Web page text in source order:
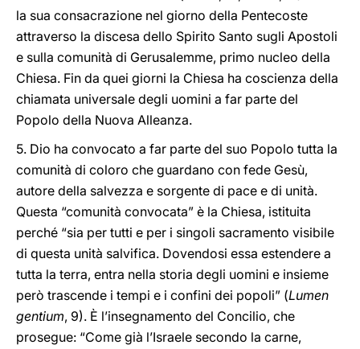
la sua consacrazione nel giorno della Pentecoste
attraverso la discesa dello Spirito Santo sugli Apostoli
e sulla comunità di Gerusalemme, primo nucleo della
Chiesa. Fin da quei giorni la Chiesa ha coscienza della
chiamata universale degli uomini a far parte del
Popolo della Nuova Alleanza.
5. Dio ha convocato a far parte del suo Popolo tutta la
comunità di coloro che guardano con fede Gesù,
autore della salvezza e sorgente di pace e di unità.
Questa “comunità convocata” è la Chiesa, istituita
perché “sia per tutti e per i singoli sacramento visibile
di questa unità salvifica. Dovendosi essa estendere a
tutta la terra, entra nella storia degli uomini e insieme
però trascende i tempi e i confini dei popoli” (Lumen
gentium, 9). È l’insegnamento del Concilio, che
prosegue: “Come già l’Israele secondo la carne,